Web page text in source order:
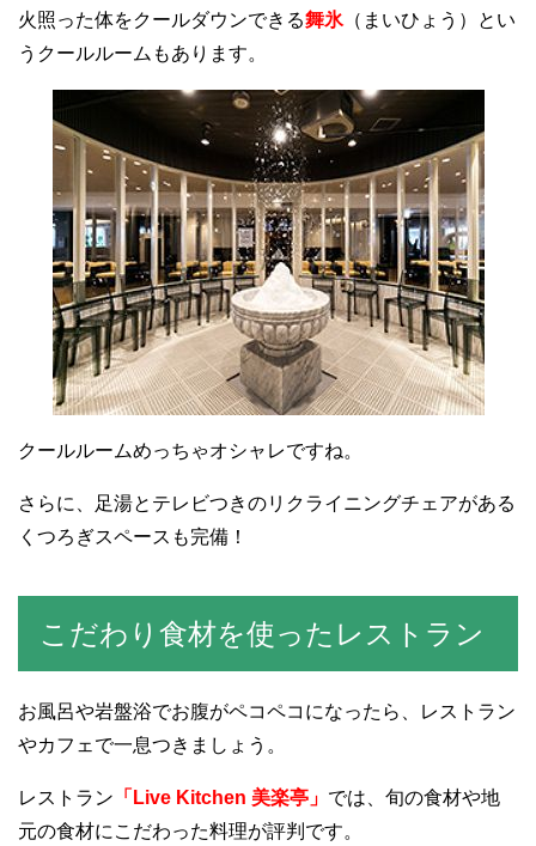
火照った体をクールダウンできる舞氷（まいひょう）とい
うクールルームもあります。
クールルームめっちゃオシャレですね。
さらに、足湯とテレビつきのリクライニングチェアがある
くつろぎスペースも完備！
こだわり食材を使ったレストラン
お風呂や岩盤浴でお腹がペコペコになったら、レストラン
やカフェで一息つきましょう。
レストラン 「Live Kitchen 美楽亭」 では、旬の食材や地
元の食材にこだわった料理が評判です。